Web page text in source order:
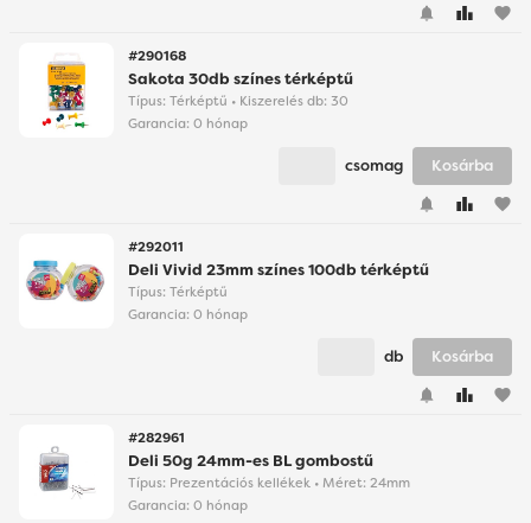
favorite
#290168
Sakota 30db színes térképtű
Típus: Térképtű • Kiszerelés db: 30
Garancia: 0 hónap
favorite
csomag Kosárba
#292011
Deli Vivid 23mm színes 100db térképtű
Típus: Térképtű
Garancia: 0 hónap
favorite
db Kosárba
#282961
Deli 50g 24mm-es BL gombostű
Típus: Prezentációs kellékek • Méret: 24mm
Garancia: 0 hónap